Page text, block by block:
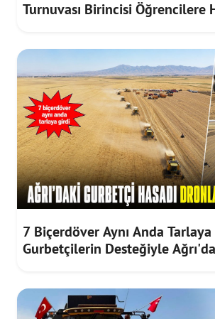
Turnuvası Birincisi Öğrencilere
7 Biçerdöver Aynı Anda
Gurbetçilerin Desteğiyle